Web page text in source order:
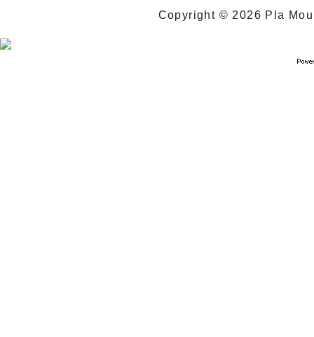
Copyright © 2026 Pla